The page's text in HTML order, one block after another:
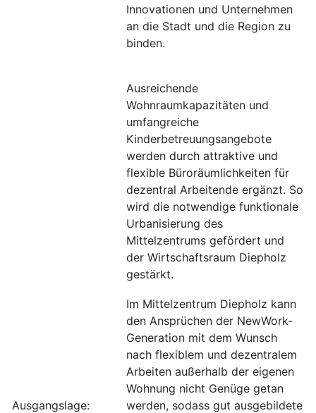
Innovationen und Unternehmen
an die Stadt und die Region zu
binden.
Ausreichende
Wohnraumkapazitäten und
umfangreiche
Kinderbetreuungsangebote
werden durch attraktive und
flexible Büroräumlichkeiten für
dezentral Arbeitende ergänzt. So
wird die notwendige funktionale
Urbanisierung des
Mittelzentrums gefördert und
der Wirtschaftsraum Diepholz
gestärkt.
Ausgangslage:
Im Mittelzentrum Diepholz kann
den Ansprüchen der NewWork-
Generation mit dem Wunsch
nach flexiblem und dezentralem
Arbeiten außerhalb der eigenen
Wohnung nicht Genüge getan
werden, sodass gut ausgebildete